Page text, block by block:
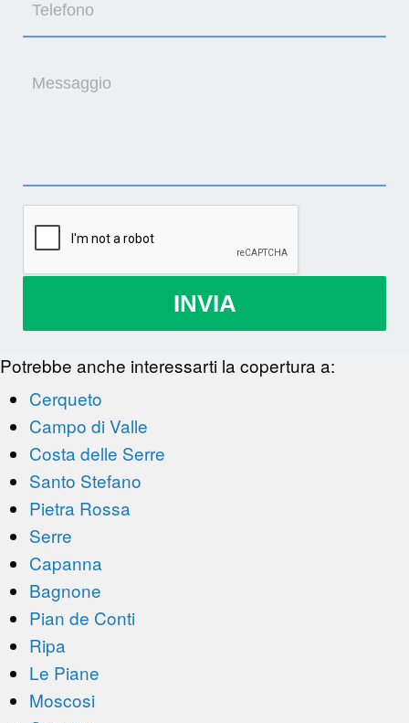
Telefono
Messaggio
INVIA
Potrebbe anche interessarti la copertura a:
Cerqueto
Campo di Valle
Costa delle Serre
Santo Stefano
Pietra Rossa
Serre
Capanna
Bagnone
Pian de Conti
Ripa
Le Piane
Moscosi